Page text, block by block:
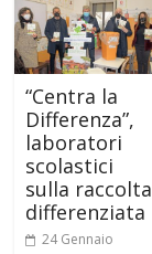
“Centra la
Differenza”,
laboratori
scolastici
sulla raccolta
differenziata
24 Gennaio